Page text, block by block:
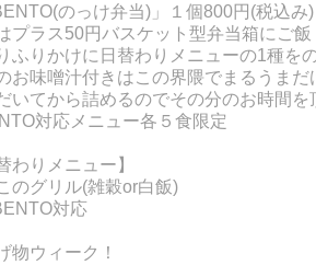
O(のっけ弁当)」１個800円(税込み)
プラス50円バスケット型弁当箱にご
ふりかけに 日替わりメニューの1種を
お味噌汁付きはこの界隈でまるうまだ
いてから詰めるのでその分のお時間を
対応メニュー各５食限定
わりメニュー】
のグリル(雑穀or白飯)
対応
物ウィーク！